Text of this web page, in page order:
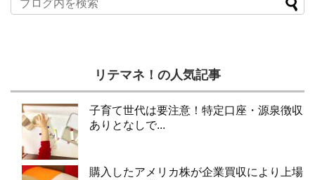
リテマネ！の人気記事
子育て世代は要注意！特定口座・源泉徴収
ありとなしで...
購入したアメリカ株が企業買収により上場